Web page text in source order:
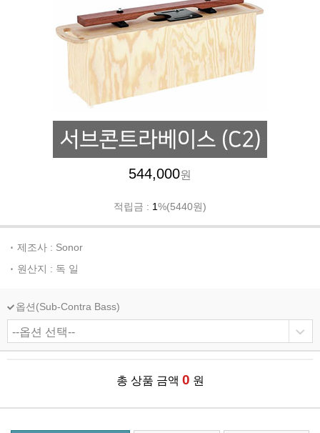
544,000원
적립금 : 1%(5440원)
제조사 : Sonor
원산지 : 독 일
옵션(Sub-Contra Bass)
총 상품 금액 0 원